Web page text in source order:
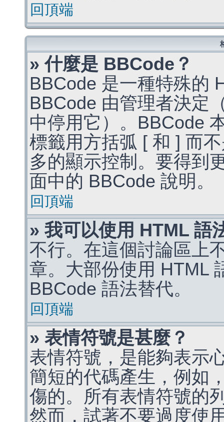
回頂端
» 什麼是 BBCode？
BBCode 是一種特殊的
BBCode 由管理者決定
中停用它）。BBCode
標籤用方括弧 [ 和 ] 而
多的顯示控制。要得到
面中的 BBCode 說明。
回頂端
» 我可以使用 HTML 語
不行。在這個討論區上
章。大部份使用 HTML
BBCode 語法替代。
回頂端
» 表情符號是甚麼？
表情符號，是能夠表示
簡短的代碼產生，例如
傷的。所有表情符號的
然而，試著不要過度使